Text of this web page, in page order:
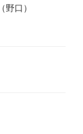
口）